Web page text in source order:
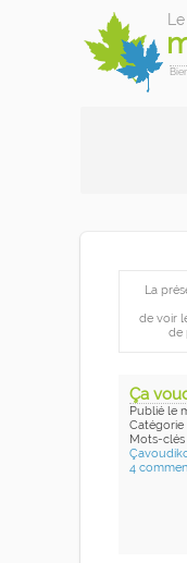
La
de voir
de
Ça
Publié le
Catégorie
Mots-clés
4